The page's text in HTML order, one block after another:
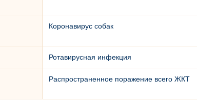
Коронавирус собак
Ротавирусная инфекция
Распространенное поражение всего ЖКТ